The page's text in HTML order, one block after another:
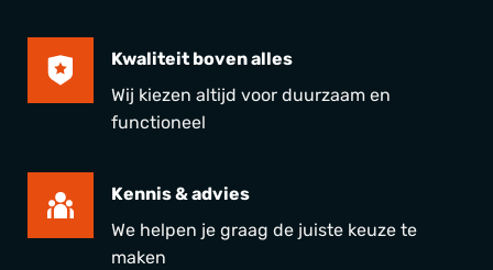
Kwaliteit boven alles
Wij kiezen altijd voor duurzaam en
functioneel
Kennis & advies
We helpen je graag de juiste keuze te
maken